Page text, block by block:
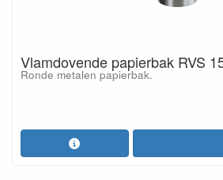
Vlamdovende papierbak RVS
Ronde metalen papierbak.